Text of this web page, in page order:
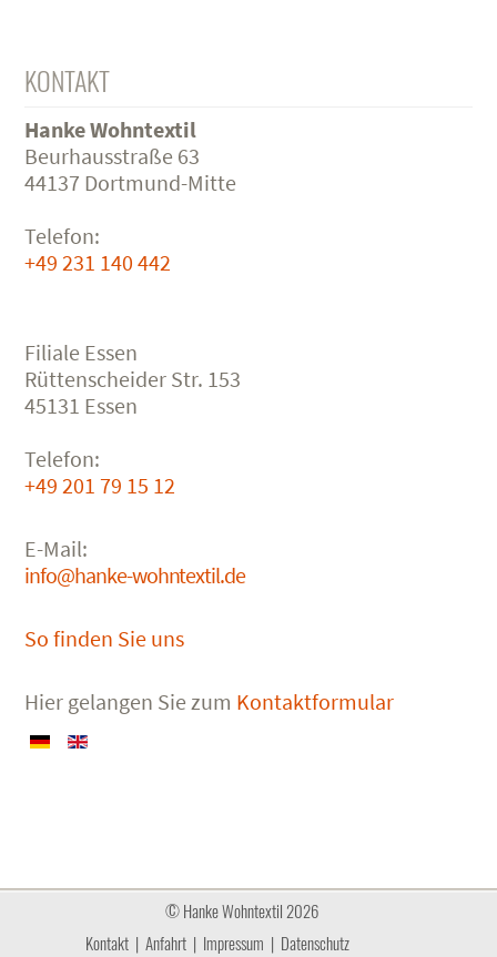
KONTAKT
Hanke Wohntextil
Beurhausstraße 63
44137 Dortmund-Mitte
Telefon:
+49 231 140 442
Filiale Essen
Rüttenscheider Str. 153
45131 Essen
Telefon:
+49 201 79 15 12
E-Mail:
info@hanke-wohntextil.de
So finden Sie uns
Hier gelangen Sie zum Kontaktformular
© Hanke Wohntextil 2026
Kontakt | Anfahrt | Impressum | Datenschutz